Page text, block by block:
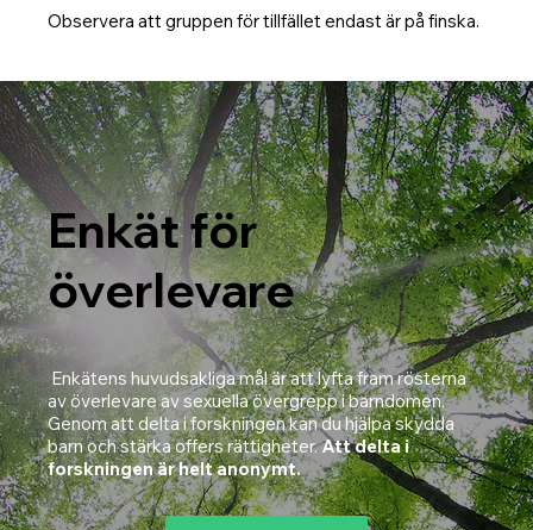
Observera att gruppen för tillfället endast är på finska.
Enkät för
överlevare
Enkätens huvudsakliga mål är att lyfta fram rösterna
av överlevare av sexuella övergrepp i barndomen.
Genom att delta i forskningen kan du hjälpa skydda
barn och stärka offers rättigheter.Att delta i
forskningen är helt anonymt.